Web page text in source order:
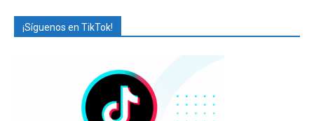
¡Síguenos en TikTok!